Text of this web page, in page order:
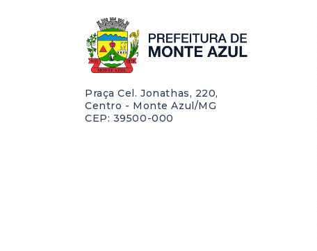
Praça Cel. Jonathas, 220,
Centro - Monte Azul/MG
CEP: 39500-000